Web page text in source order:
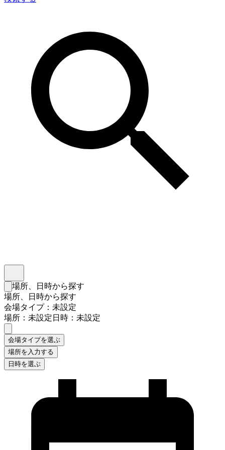
検索フォームを閉じる
場所、日時から探す
場所、日時から探す
会場タイプ：未設定
場所：未設定日時：未設定
会場タイプを選ぶ
場所を入力する
日時を選ぶ